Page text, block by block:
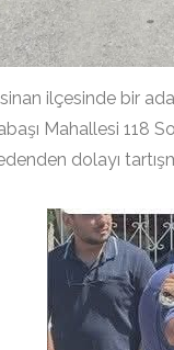
ilçesinde bir
Mahallesi 118
dolayı